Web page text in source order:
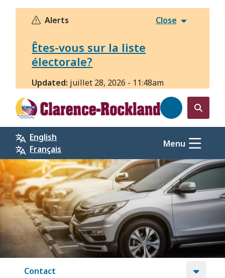
Aller
principal
Alerts Close
Êtes-vous sur la liste
électorale?
Updated: juillet 28, 2026 - 11:48am
Open
the
search
form
English
Français
Menu
Contact